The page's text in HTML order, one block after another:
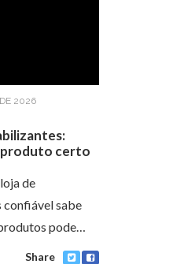
2026
produto certo
de
sabe
pode…
Share